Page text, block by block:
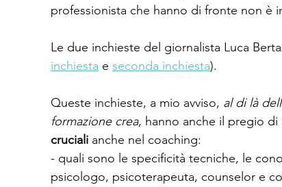
professionista che hanno di fronte non è
Le due inchieste del giornalista Luca
inchiesta e seconda inchiesta).
Queste inchieste, a mio avviso, al di là
formazione crea, hanno anche il pregio di
cruciali anche nel coaching:
- quali sono le specificità tecniche, le
psicologo, psicoterapeuta, counselor e